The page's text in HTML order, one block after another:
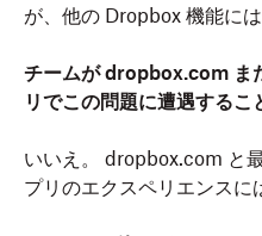
が、他の Dropbox 機能には
チームが dropbox.com ま
リでこの問題に遭遇するこ
いいえ。 dropbox.com と
プリのエクスペリエンスに